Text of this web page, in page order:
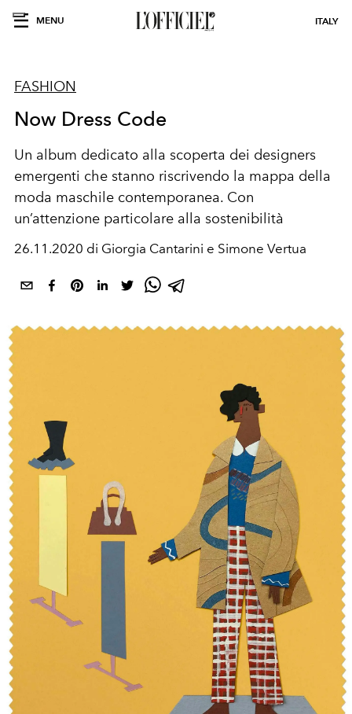
MENU ITALY
FASHION
Now Dress Code
Un album dedicato alla scoperta dei designers
emergenti che stanno riscrivendo la mappa della
moda maschile contemporanea. Con
un’attenzione particolare alla sostenibilità
26.11.2020 di Giorgia Cantarini e Simone Vertua